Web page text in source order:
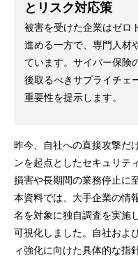
とリスク対応策
被害を受けた企業はゼロ
進める一方で、専門人材
ています。サイバー保険
後取るべきサプライチェ
重要性を提示します。
昨今、自社への直接攻撃だ
ンを起点としたセキュリテ
損害や長期間の業務停止に
本資料では、大手企業の情
名を対象に独自調査を実施
可視化しました。自社およ
ィ強化に向けた具体的な指